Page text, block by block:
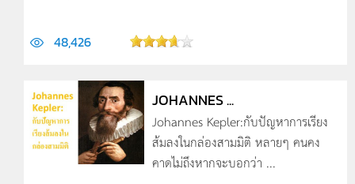
48,426
JOHANNES ...
Johannes Kepler:กับปัญหาการเรียง
ส้มลงในกล่องสามมิติ หลายๆ คนคง
คาดไม่ถึงหากจะบอกว่า ...